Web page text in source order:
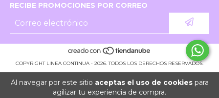
Al navegar por este sitio aceptas el uso de cookiespara
agilizar tu experiencia de compra.
RECIBE PROMOCIONES POR CORREO
COPYRIGHT LINEA CONTINUA - 2026. TODOS LOS DERECHOS RESERVADOS.